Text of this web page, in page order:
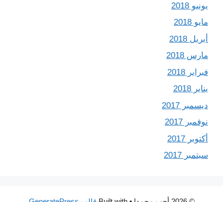
يونيو 2018
مايو 2018
أبريل 2018
مارس 2018
فبراير 2018
يناير 2018
ديسمبر 2017
نوفمبر 2017
أكتوبر 2017
سبتمبر 2017